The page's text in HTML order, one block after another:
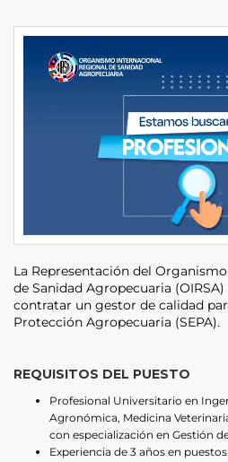
La Representación del
de Sanidad Agropecuaria
contratar un gestor de calidad
Protección Agropecuaria (SEPA).
REQUISITOS DEL PUESTO
Profesional Universitario en
Agronómica, Medicina
con especialización en Gestión
Experiencia de 3 años en